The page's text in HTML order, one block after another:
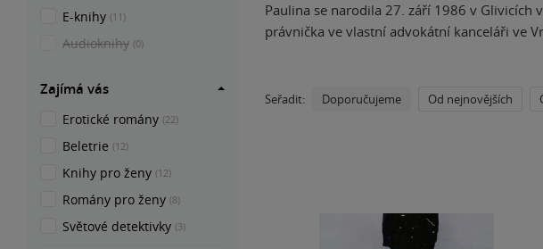
Paulina se narodila 27. září 1986 v Glivicích
právnička ve vlastní advokátní kanceláři ve
Seřadit: Doporučujeme Od nejnovějších
E-knihy (11)
Audioknihy (0)
Zajímá vás
Erotické romány (22)
Beletrie (12)
Knihy pro ženy (12)
Romány pro ženy (8)
Světové detektivky (3)